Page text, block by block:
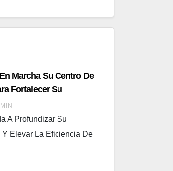
Marcha Su Centro De
Fortalecer Su
A Profundizar Su
Elevar La Eficiencia De